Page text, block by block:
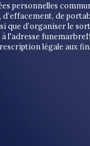
personnelles
de
que d’organiser le
l'adresse
légale aux